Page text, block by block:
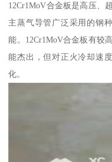
12Cr1MoV合金板是高压、
主蒸气导管广泛采用的钢
能。12Cr1MoV合金板有较
能杰出，但对正火冷却速
化。